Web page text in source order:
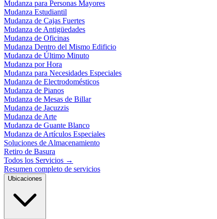
Mudanza para Personas Mayores
Mudanza Estudiantil
Mudanza de Cajas Fuertes
Mudanza de Antigüedades
Mudanza de Oficinas
Mudanza Dentro del Mismo Edificio
Mudanza de Último Minuto
Mudanza por Hora
Mudanza para Necesidades Especiales
Mudanza de Electrodomésticos
Mudanza de Pianos
Mudanza de Mesas de Billar
Mudanza de Jacuzzis
Mudanza de Arte
Mudanza de Guante Blanco
Mudanza de Artículos Especiales
Soluciones de Almacenamiento
Retiro de Basura
Todos los Servicios →
Resumen completo de servicios
Ubicaciones